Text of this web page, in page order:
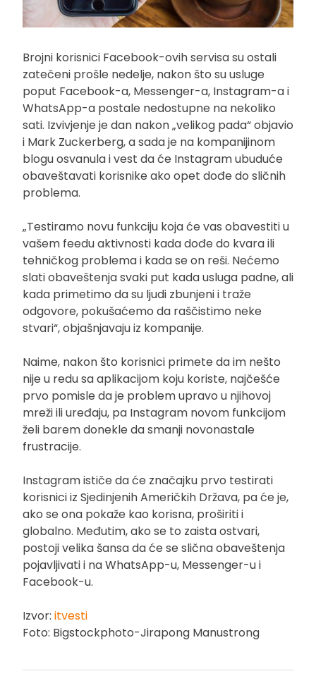
Brojni korisnici Facebook-ovih servisa su ostali
zatečeni prošle nedelje, nakon što su usluge
poput Facebook-a, Messenger-a, Instagram-a i
WhatsApp-a postale nedostupne na nekoliko
sati. Izvivjenje je dan nakon „velikog pada“ objavio
i Mark Zuckerberg, a sada je na kompanijinom
blogu osvanula i vest da će Instagram ubuduće
obaveštavati korisnike ako opet dođe do sličnih
problema.
„Testiramo novu funkciju koja će vas obavestiti u
vašem feedu aktivnosti kada dođe do kvara ili
tehničkog problema i kada se on reši. Nećemo
slati obaveštenja svaki put kada usluga padne, ali
kada primetimo da su ljudi zbunjeni i traže
odgovore, pokušaćemo da raščistimo neke
stvari“, objašnjavaju iz kompanije.
Naime, nakon što korisnici primete da im nešto
nije u redu sa aplikacijom koju koriste, najčešće
prvo pomisle da je problem upravo u njihovoj
mreži ili uređaju, pa Instagram novom funkcijom
želi barem donekle da smanji novonastale
frustracije.
Instagram ističe da će značajku prvo testirati
korisnici iz Sjedinjenih Američkih Država, pa će je,
ako se ona pokaže kao korisna, proširiti i
globalno. Međutim, ako se to zaista ostvari,
postoji velika šansa da će se slična obaveštenja
pojavljivati i na WhatsApp-u, Messenger-u i
Facebook-u.
Izvor: itvesti
Foto: Bigstockphoto-Jirapong Manustrong